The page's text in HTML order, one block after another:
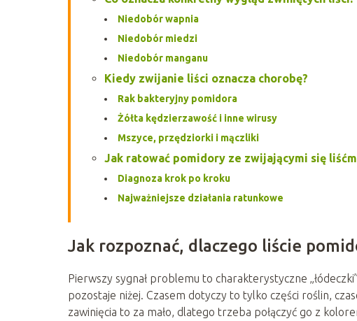
Niedobór wapnia
Niedobór miedzi
Niedobór manganu
Kiedy zwijanie liści oznacza chorobę?
Rak bakteryjny pomidora
Żółta kędzierzawość i inne wirusy
Mszyce, przędziorki i mączliki
Jak ratować pomidory ze zwijającymi się
Diagnoza krok po kroku
Najważniejsze działania ratunkowe
Jak rozpoznać, dlaczego liście
Pierwszy sygnał problemu to charakterystyczne
pozostaje niżej. Czasem dotyczy to tylko części roślin,
zawinięcia to za mało, dlatego trzeba połączyć go z